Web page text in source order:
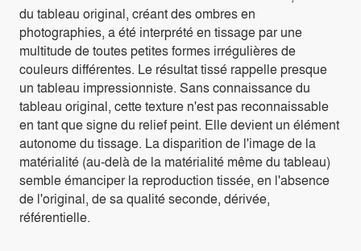
du tableau original, créant des ombres en
photographies, a été interprété en tissage par une
multitude de toutes petites formes irrégulières de
couleurs différentes. Le résultat tissé rappelle presque
un tableau impressionniste. Sans connaissance du
tableau original, cette texture n'est pas reconnaissable
en tant que signe du relief peint. Elle devient un élément
autonome du tissage. La disparition de l'image de la
matérialité (au-delà de la matérialité même du tableau)
semble émanciper la reproduction tissée, en l'absence
de l'original, de sa qualité seconde, dérivée,
référentielle.